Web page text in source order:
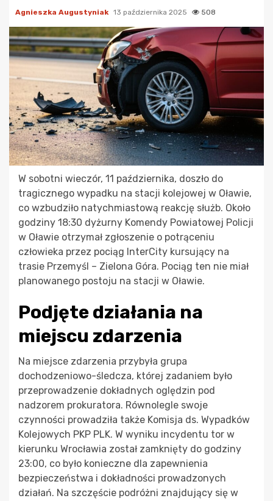
Agnieszka Augustyniak 13 października 2025 508
W sobotni wieczór, 11 października, doszło do
tragicznego wypadku na stacji kolejowej w Oławie,
co wzbudziło natychmiastową reakcję służb. Około
godziny 18:30 dyżurny Komendy Powiatowej Policji
w Oławie otrzymał zgłoszenie o potrąceniu
człowieka przez pociąg InterCity kursujący na
trasie Przemyśl – Zielona Góra. Pociąg ten nie miał
planowanego postoju na stacji w Oławie.
Podjęte działania na
miejscu zdarzenia
Na miejsce zdarzenia przybyła grupa
dochodzeniowo-śledcza, której zadaniem było
przeprowadzenie dokładnych oględzin pod
nadzorem prokuratora. Równolegle swoje
czynności prowadziła także Komisja ds. Wypadków
Kolejowych PKP PLK. W wyniku incydentu tor w
kierunku Wrocławia został zamknięty do godziny
23:00, co było konieczne dla zapewnienia
bezpieczeństwa i dokładności prowadzonych
działań. Na szczęście podróżni znajdujący się w